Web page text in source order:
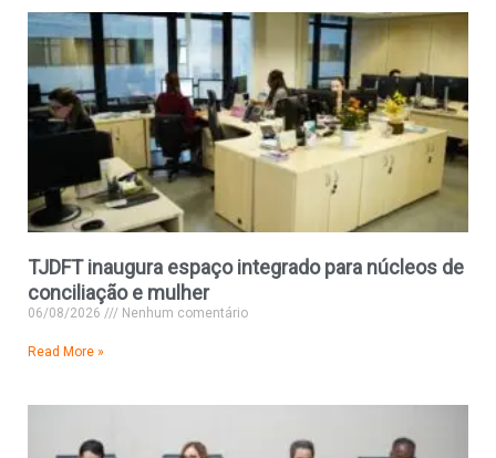
TJDFT inaugura espaço integrado para núcleos de
conciliação e mulher
06/08/2026 Nenhum comentário
Read More »